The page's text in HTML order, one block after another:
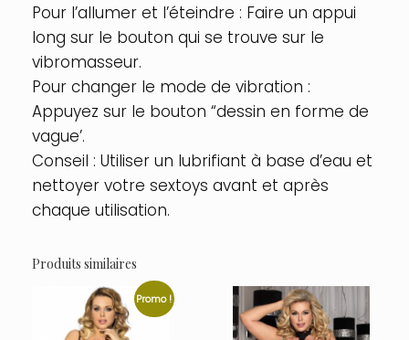
Pour l’allumer et l’éteindre : Faire un appui
long sur le bouton qui se trouve sur le
vibromasseur.
Pour changer le mode de vibration :
Appuyez sur le bouton “dessin en forme de
vague’.
Conseil : Utiliser un lubrifiant à base d’eau et
nettoyer votre sextoys avant et après
chaque utilisation.
Produits similaires
Promo !